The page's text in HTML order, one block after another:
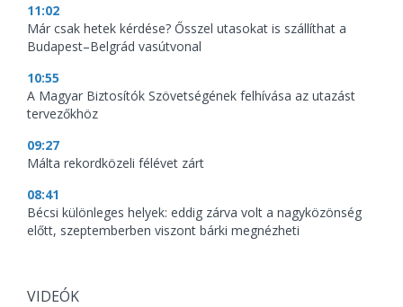
11:02
Már csak hetek kérdése? Ősszel utasokat is szállíthat a
Budapest–Belgrád vasútvonal
10:55
A Magyar Biztosítók Szövetségének felhívása az utazást
tervezőkhöz
09:27
Málta rekordközeli félévet zárt
08:41
Bécsi különleges helyek: eddig zárva volt a nagyközönség
előtt, szeptemberben viszont bárki megnézheti
VIDEÓK